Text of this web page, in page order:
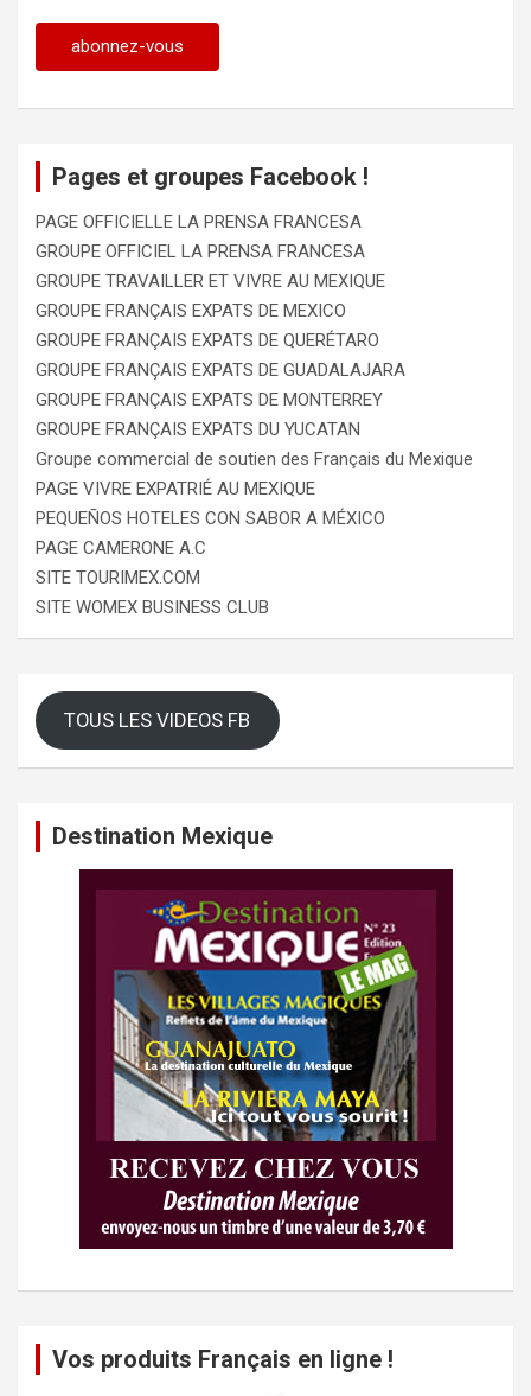
Pages et groupes Facebook !
PAGE OFFICIELLE LA PRENSA FRANCESA
GROUPE OFFICIEL LA PRENSA FRANCESA
GROUPE TRAVAILLER ET VIVRE AU MEXIQUE
GROUPE FRANÇAIS EXPATS DE MEXICO
GROUPE FRANÇAIS EXPATS DE QUERÉTARO
GROUPE FRANÇAIS EXPATS DE GUADALAJARA
GROUPE FRANÇAIS EXPATS DE MONTERREY
GROUPE FRANÇAIS EXPATS DU YUCATAN
Groupe commercial de soutien des Français du Mexique
PAGE VIVRE EXPATRIÉ AU MEXIQUE
PEQUEÑOS HOTELES CON SABOR A MÉXICO
PAGE CAMERONE A.C
SITE TOURIMEX.COM
SITE WOMEX BUSINESS CLUB
TOUS LES VIDEOS FB
Destination Mexique
Vos produits Français en ligne !